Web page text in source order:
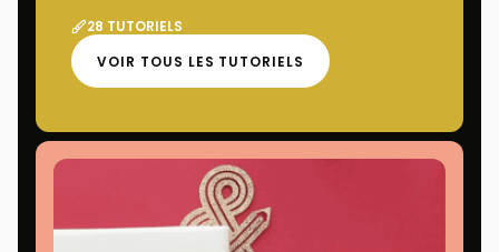
28 TUTORIELS
VOIR TOUS LES TUTORIELS